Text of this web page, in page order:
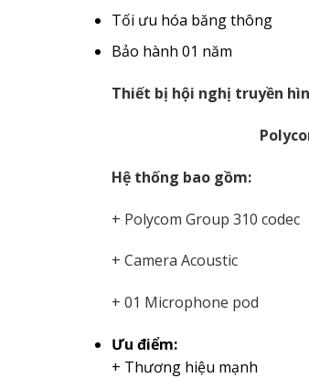
Tối ưu hóa băng thông
Bảo hành 01 năm
Thiết bị hội nghị truyền
Hệ thống bao gồm:
+ Polycom Group 310 codec
+ Camera Acoustic
+ 01 Microphone pod
Ưu điểm:
+ Thương hiệu mạnh